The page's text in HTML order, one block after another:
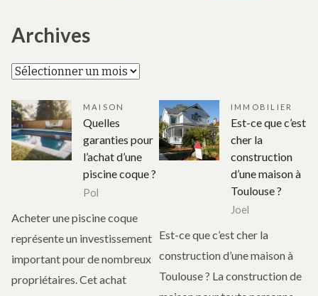
Archives
Archives
MAISON
Quelles
garanties pour
l’achat d’une
piscine coque ?
Pol
Acheter une piscine coque
représente un investissement
important pour de nombreux
propriétaires. Cet achat
IMMOBILIER
Est-ce que c’est
cher la
construction
d’une maison à
Toulouse ?
Joel
Est-ce que c’est cher la
construction d’une maison à
Toulouse ? La construction de